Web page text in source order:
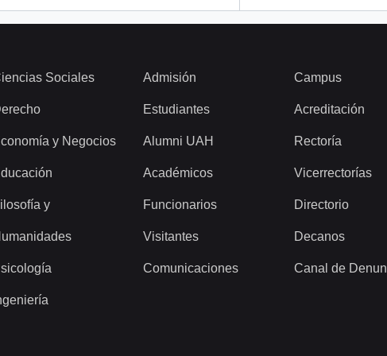
Sociales
y Negocios
y
Admisión
Estudiantes
Alumni UAH
Académicos
Funcionarios
Visitantes
Comunicaciones
Campus
Acreditación
Rectoría
Vicerrectorías
Directorio
Decanos
Canal de